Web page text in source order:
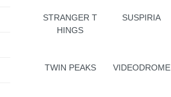
STRANGER T
HINGS
SUSPIRIA
TWIN PEAKS VIDEODROME